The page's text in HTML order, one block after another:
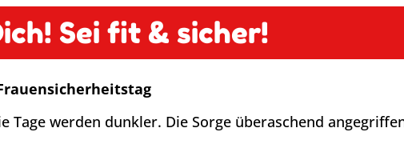
Sei fit & sicher!
Tage werden dunkler. Die Sorge überaschend